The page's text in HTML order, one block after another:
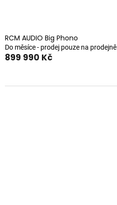
RCM AUDIO Big Phono
Do měsíce - prodej pouze na prodejně
899 990 Kč